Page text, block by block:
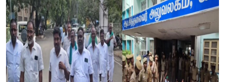
Spirituality
Weather
Politics